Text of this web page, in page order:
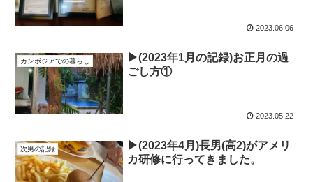
2023.06.06
カンボジアでの暮らし
▶︎(2023年1月の記録)お正月の過
ごし方①
2023.05.22
次男の記録
▶︎(2023年4月)長男(高2)がアメリ
カ研修に行ってきました。